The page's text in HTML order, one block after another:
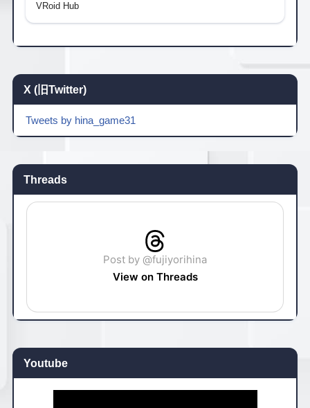
VRoid Hub
X (旧Twitter)
Tweets by hina_game31
Threads
Post by @fujiyorihina
View on Threads
Youtube